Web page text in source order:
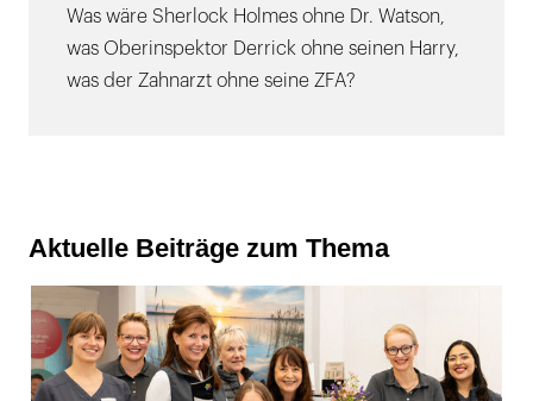
Was wäre Sherlock Holmes ohne Dr. Watson,
was Oberinspektor Derrick ohne seinen Harry,
was der Zahnarzt ohne seine ZFA?
Aktuelle Beiträge zum Thema